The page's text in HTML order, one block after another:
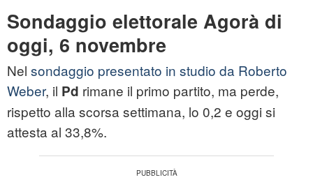
Sondaggio elettorale Agorà di
oggi, 6 novembre
Nel sondaggio presentato in studio da Roberto
Weber, il Pd rimane il primo partito, ma perde,
rispetto alla scorsa settimana, lo 0,2 e oggi si
attesta al 33,8%.